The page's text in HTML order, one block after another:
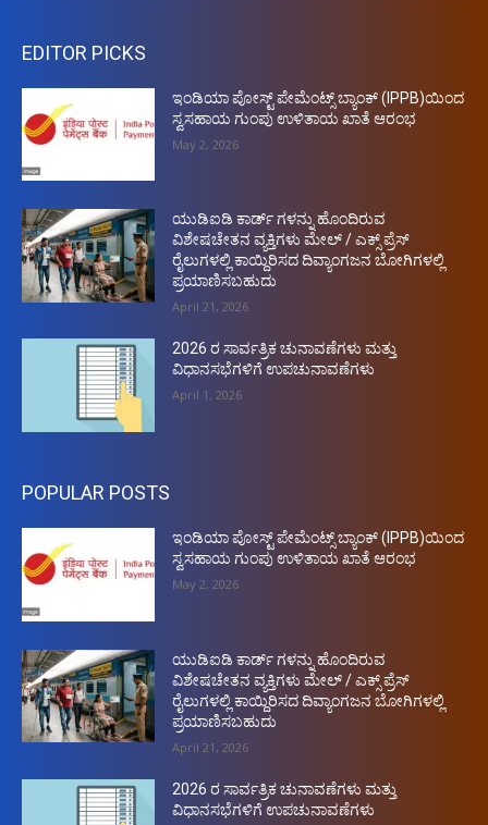
EDITOR PICKS
ಇಂಡಿಯಾ ಪೋಸ್ಟ್ ಪೇಮೆಂಟ್ಸ್ ಬ್ಯಾಂಕ್ (IPPB)ಯಿಂದ
ಸ್ವಸಹಾಯ ಗುಂಪು ಉಳಿತಾಯ ಖಾತೆ ಆರಂಭ
May 2, 2026
ಯುಡಿಐಡಿ ಕಾರ್ಡ್ ಗಳನ್ನು ಹೊಂದಿರುವ
ವಿಶೇಷಚೇತನ ವ್ಯಕ್ತಿಗಳು ಮೇಲ್ / ಎಕ್ಸ್ ಪ್ರೆಸ್
ರೈಲುಗಳಲ್ಲಿ ಕಾಯ್ದಿರಿಸದ ದಿವ್ಯಾಂಗಜನ ಬೋಗಿಗಳಲ್ಲಿ
ಪ್ರಯಾಣಿಸಬಹುದು
April 21, 2026
2026 ರ ಸಾರ್ವತ್ರಿಕ ಚುನಾವಣೆಗಳು ಮತ್ತು
ವಿಧಾನಸಭೆಗಳಿಗೆ ಉಪಚುನಾವಣೆಗಳು
April 1, 2026
POPULAR POSTS
ಇಂಡಿಯಾ ಪೋಸ್ಟ್ ಪೇಮೆಂಟ್ಸ್ ಬ್ಯಾಂಕ್ (IPPB)ಯಿಂದ
ಸ್ವಸಹಾಯ ಗುಂಪು ಉಳಿತಾಯ ಖಾತೆ ಆರಂಭ
May 2, 2026
ಯುಡಿಐಡಿ ಕಾರ್ಡ್ ಗಳನ್ನು ಹೊಂದಿರುವ
ವಿಶೇಷಚೇತನ ವ್ಯಕ್ತಿಗಳು ಮೇಲ್ / ಎಕ್ಸ್ ಪ್ರೆಸ್
ರೈಲುಗಳಲ್ಲಿ ಕಾಯ್ದಿರಿಸದ ದಿವ್ಯಾಂಗಜನ ಬೋಗಿಗಳಲ್ಲಿ
ಪ್ರಯಾಣಿಸಬಹುದು
April 21, 2026
2026 ರ ಸಾರ್ವತ್ರಿಕ ಚುನಾವಣೆಗಳು ಮತ್ತು
ವಿಧಾನಸಭೆಗಳಿಗೆ ಉಪಚುನಾವಣೆಗಳು